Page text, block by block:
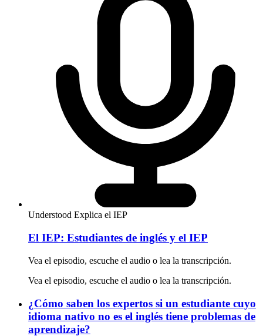
Understood Explica el IEP
El IEP: Estudiantes de inglés y el IEP
Vea el episodio, escuche el audio o lea la transcripción.
Vea el episodio, escuche el audio o lea la transcripción.
¿Cómo saben los expertos si un estudiante cuyo
idioma nativo no es el inglés tiene problemas de
aprendizaje?